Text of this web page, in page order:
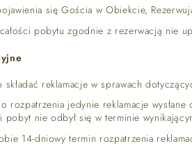
się Gościa w Obiekcie,
pobytu zgodnie z rezerwacją nie
reklamacje w sprawach
rozpatrzenia jedynie reklamacje
pobyt nie odbył się w terminie
14-dniowy termin rozpatrzenia